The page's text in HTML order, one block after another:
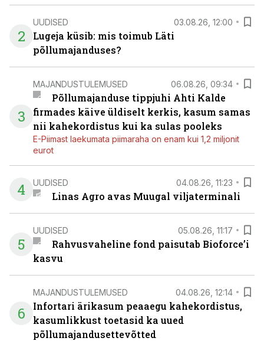
2
UUDISED 03.08.26, 12:00
Lugeja küsib: mis toimub Läti
põllumajanduses?
3
MAJANDUSTULEMUSED 06.08.26, 09:34
Põllumajanduse tippjuhi Ahti Kalde
firmades käive üldiselt kerkis, kasum samas
nii kahekordistus kui ka sulas pooleks
E-Piimast laekumata piimaraha on enam kui 1,2 miljonit
eurot
4 UUDISED 04.08.26, 11:23
Linas Agro avas Muugal viljaterminali
5
UUDISED 05.08.26, 11:17
Rahvusvaheline fond paisutab Bioforce’i
kasvu
6
MAJANDUSTULEMUSED 04.08.26, 12:14
Infortari ärikasum peaaegu kahekordistus,
kasumlikkust toetasid ka uued
põllumajandusettevõtted